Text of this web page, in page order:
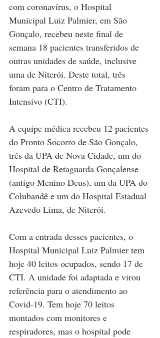
com coronavírus, o Hospital
Municipal Luiz Palmier, em São
Gonçalo, recebeu neste final de
semana 18 pacientes transferidos de
outras unidades de saúde, inclusive
uma de Niterói. Deste total, três
foram para o Centro de Tratamento
Intensivo (CTI).
A equipe médica recebeu 12 pacientes
do Pronto Socorro de São Gonçalo,
três da UPA de Nova Cidade, um do
Hospital de Retaguarda Gonçalense
(antigo Menino Deus), um da UPA do
Colubandê e um do Hospital Estadual
Azevedo Lima, de Niterói.
Com a entrada desses pacientes, o
Hospital Municipal Luiz Palmier tem
hoje 40 leitos ocupados, sendo 17 de
CTI. A unidade foi adaptada e virou
referência para o atendimento ao
Covid-19. Tem hoje 70 leitos
montados com monitores e
respiradores, mas o hospital pode